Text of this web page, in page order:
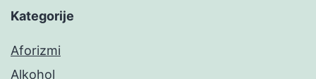
Kategorije
Aforizmi
Alkohol